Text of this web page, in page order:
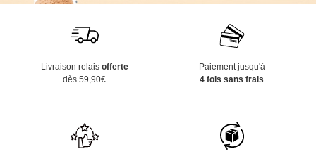
Livraison relais offerte
dès 59,90€
Paiement jusqu'à
4 fois sans frais